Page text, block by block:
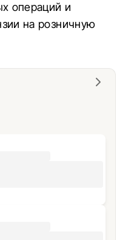
операций и
на розничную